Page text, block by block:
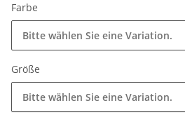
Farbe
Bitte wählen Sie eine Variation.
Größe
Bitte wählen Sie eine Variation.